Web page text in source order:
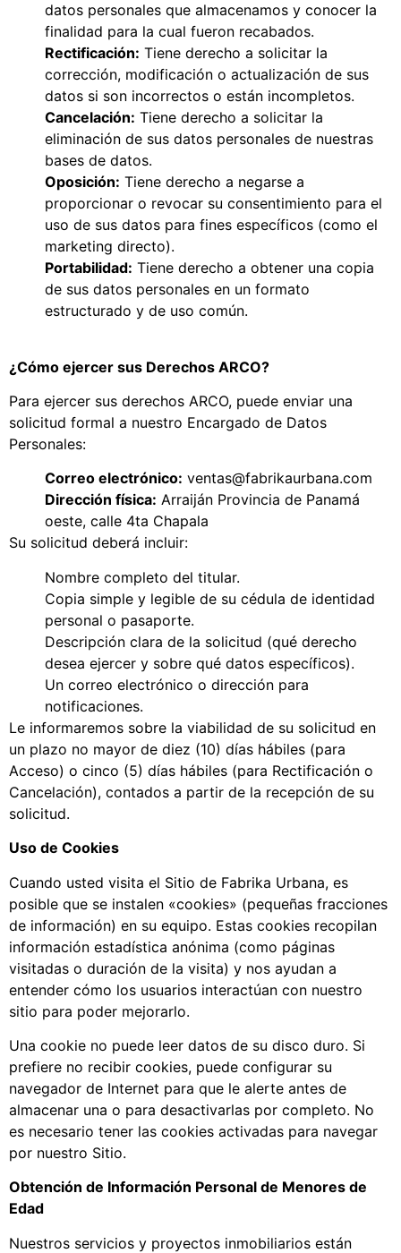
datos personales que almacenamos y conocer la
finalidad para la cual fueron recabados.
Rectificación: Tiene derecho a solicitar la
corrección, modificación o actualización de sus
datos si son incorrectos o están incompletos.
Cancelación: Tiene derecho a solicitar la
eliminación de sus datos personales de nuestras
bases de datos.
Oposición: Tiene derecho a negarse a
proporcionar o revocar su consentimiento para el
uso de sus datos para fines específicos (como el
marketing directo).
Portabilidad: Tiene derecho a obtener una copia
de sus datos personales en un formato
estructurado y de uso común.
¿Cómo ejercer sus Derechos ARCO?
Para ejercer sus derechos ARCO, puede enviar una
solicitud formal a nuestro Encargado de Datos
Personales:
Correo electrónico: ventas@fabrikaurbana.com
Dirección física: Arraiján Provincia de Panamá
oeste, calle 4ta Chapala
Su solicitud deberá incluir:
Nombre completo del titular.
Copia simple y legible de su cédula de identidad
personal o pasaporte.
Descripción clara de la solicitud (qué derecho
desea ejercer y sobre qué datos específicos).
Un correo electrónico o dirección para
notificaciones.
Le informaremos sobre la viabilidad de su solicitud en
un plazo no mayor de diez (10) días hábiles (para
Acceso) o cinco (5) días hábiles (para Rectificación o
Cancelación), contados a partir de la recepción de su
solicitud.
Uso de Cookies
Cuando usted visita el Sitio de Fabrika Urbana, es
posible que se instalen «cookies» (pequeñas fracciones
de información) en su equipo. Estas cookies recopilan
información estadística anónima (como páginas
visitadas o duración de la visita) y nos ayudan a
entender cómo los usuarios interactúan con nuestro
sitio para poder mejorarlo.
Una cookie no puede leer datos de su disco duro. Si
prefiere no recibir cookies, puede configurar su
navegador de Internet para que le alerte antes de
almacenar una o para desactivarlas por completo. No
es necesario tener las cookies activadas para navegar
por nuestro Sitio.
Obtención de Información Personal de Menores de
Edad
Nuestros servicios y proyectos inmobiliarios están